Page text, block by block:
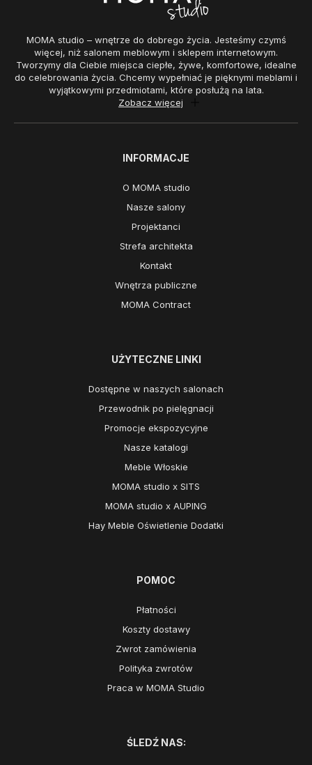
MOMA studio – wnętrze do dobrego życia. Jesteśmy czymś
więcej, niż salonem meblowym i sklepem internetowym.
Tworzymy dla Ciebie miejsca ciepłe, żywe, komfortowe, idealne
do celebrowania życia. Chcemy wypełniać je pięknymi meblami i
wyjątkowymi przedmiotami, które posłużą na lata.
Zobacz więcej
INFORMACJE
O MOMA studio
Nasze salony
Projektanci
Strefa architekta
Kontakt
Wnętrza publiczne
MOMA Contract
UŻYTECZNE LINKI
Dostępne w naszych salonach
Przewodnik po pielęgnacji
Promocje ekspozycyjne
Nasze katalogi
Meble Włoskie
MOMA studio x SITS
MOMA studio x AUPING
Hay Meble Oświetlenie Dodatki
POMOC
Płatności
Koszty dostawy
Zwrot zamówienia
Polityka zwrotów
Praca w MOMA Studio
ŚLEDŹ NAS: